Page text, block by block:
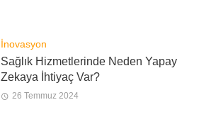
İnovasyon
Sağlık Hizmetlerinde Neden Yapay
Zekaya İhtiyaç Var?
26 Temmuz 2024